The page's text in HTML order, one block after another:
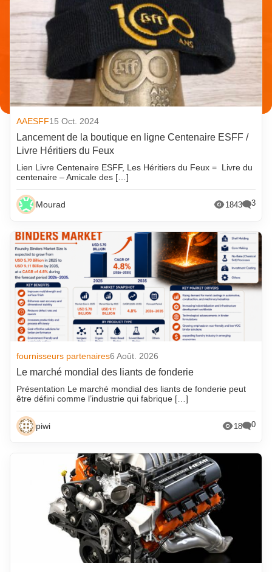
AAESFF15 Oct. 2024
Lancement de la boutique en ligne Centenaire ESFF /
Livre Héritiers du Feux
Lien Livre Centenaire ESFF, Les Héritiers du Feux = Livre du
centenaire – Amicale des […]
Mourad 1843 3
fournisseurs partenaires6 Août. 2026
Le marché mondial des liants de fonderie
Présentation Le marché mondial des liants de fonderie peut
être défini comme l’industrie qui fabrique […]
piwi 18 0